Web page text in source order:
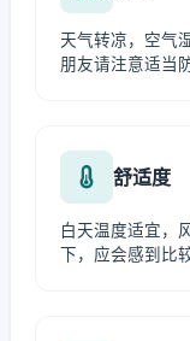
天气转凉，空气
朋友请注意适当
舒适度
白天温度适宜，
下，应会感到比